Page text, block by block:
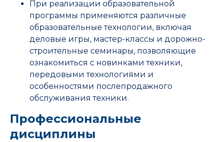
При реализации образовательной
программы применяются различные
образовательные технологии, включая
деловые игры, мастер-классы и дорожно-
строительные семинары, позволяющие
ознакомиться с новинками техники,
передовыми технологиями и
особенностями послепродажного
обслуживания техники.
Профессиональные
дисциплины